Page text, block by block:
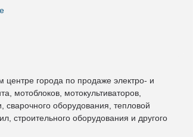
центре города по продаже электро- и
мотоблоков, мотокультиваторов,
сварочного оборудования, тепловой
строительного оборудования и другого